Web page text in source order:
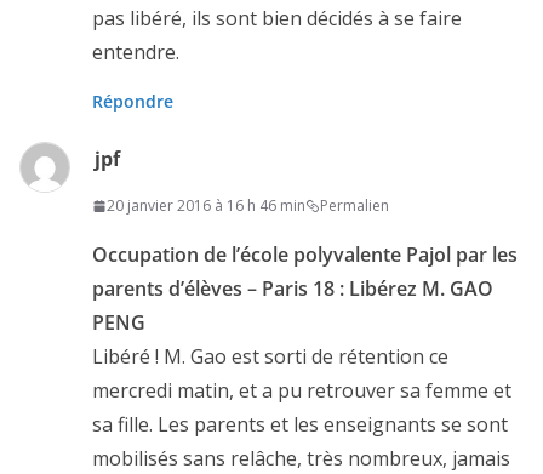
pas libéré, ils sont bien décidés à se faire
entendre.
Répondre
jpf
20 janvier 2016 à 16 h 46 min Permalien
Occupation de l’école polyvalente Pajol par les
parents d’élèves – Paris 18 : Libérez M. GAO
PENG
Libéré ! M. Gao est sorti de rétention ce
mercredi matin, et a pu retrouver sa femme et
sa fille. Les parents et les enseignants se sont
mobilisés sans relâche, très nombreux, jamais